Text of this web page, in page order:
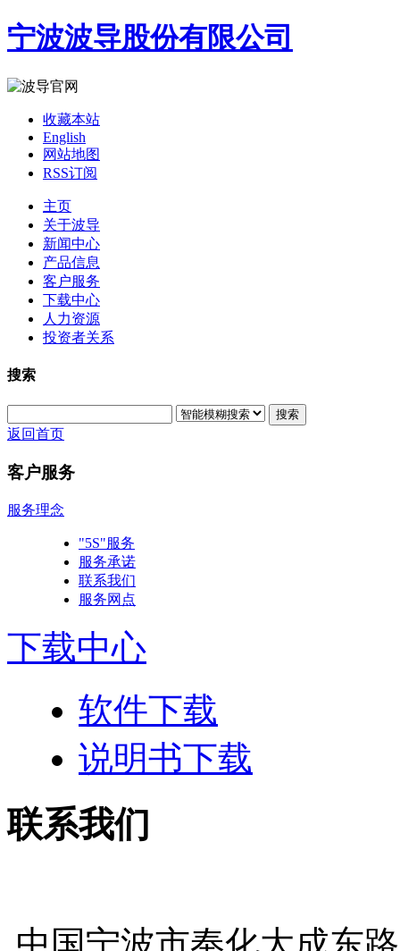
宁波波导股份有限公司
收藏本站
English
网站地图
RSS订阅
主页
关于波导
新闻中心
产品信息
客户服务
下载中心
人力资源
投资者关系
搜索
搜索
返回首页
客户服务
服务理念
"5S"服务
服务承诺
联系我们
服务网点
下载中心
软件下载
说明书下载
联系我们